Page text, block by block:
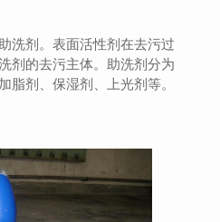
洗剂。表面活性剂在去污过
剂的去污主体。助洗剂分为
脂剂、保湿剂、上光剂等。